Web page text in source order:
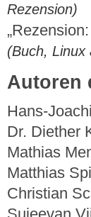
Rezension)
(Buch, Linux
Autoren
Hans-
Dr. Diether
Mathias
Matthias
Christian